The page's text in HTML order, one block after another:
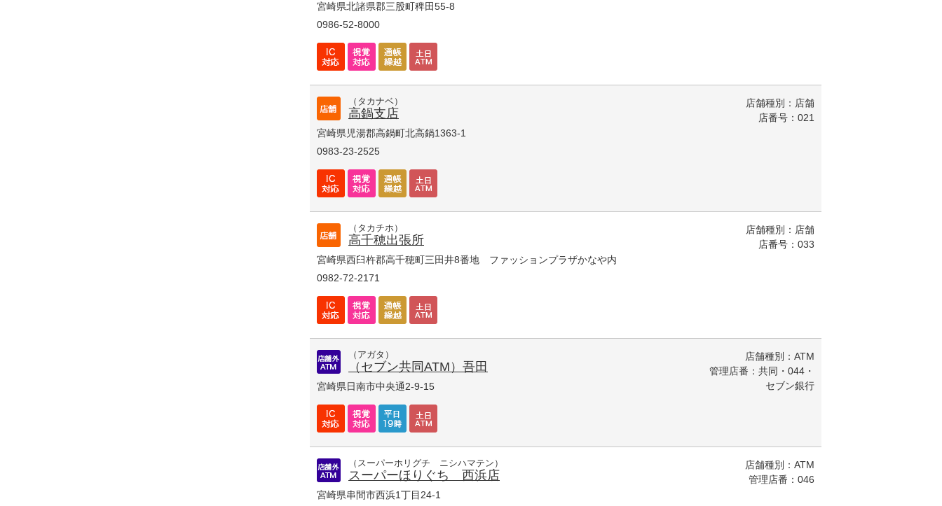
宮崎県北諸県郡三股町稗田55-8
0986-52-8000
（タカナベ）
高鍋支店
宮崎県児湯郡高鍋町北高鍋1363-1
0983-23-2525
店舗種別：店舗
店番号：021
（タカチホ）
高千穂出張所
宮崎県西臼杵郡高千穂町三田井8番地 ファッションプラザかなや内
0982-72-2171
店舗種別：店舗
店番号：033
（アガタ）
（セブン共同ATM）吾田
宮崎県日南市中央通2-9-15
店舗種別：ATM
管理店番：共同・044・
セブン銀行
（スーパーホリグチ ニシハマテン）
スーパーほりぐち 西浜店
宮崎県串間市西浜1丁目24-1
店舗種別：ATM
管理店番：046